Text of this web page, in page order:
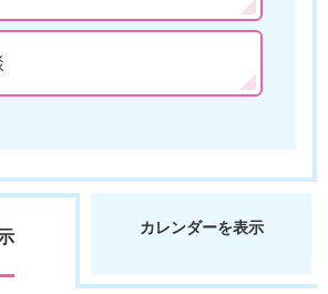
カレンダーを表示